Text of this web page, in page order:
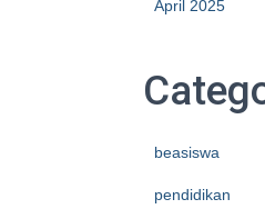
April 2025
beasiswa
pendidikan